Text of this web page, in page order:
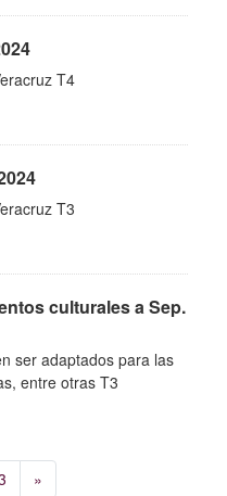
T4
T3
culturales a Sep.
ser adaptados para las
entre otras T3
»